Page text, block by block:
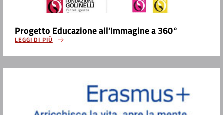
Progetto Educazione all’Immagine a 360°
LEGGI DI PIÙ